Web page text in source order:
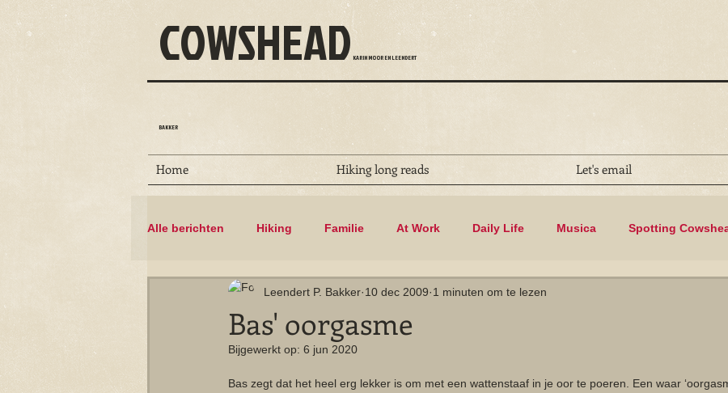
COWSHEAD KARIN MOOR EN LEENDERT
BAKKER
Alle berichten Hiking Familie At Work Daily Life Musica Spotting
Floris V-pad Biking
Bas' oorgasme
Leendert P. Bakker 10 dec 2009 1 minuten om te lezen
Bijgewerkt op: 6 jun 2020
Bas zegt dat het heel erg lekker is om met een wattenstaaf in je oor te poeren. Een waar
Home Hiking long reads Let's email